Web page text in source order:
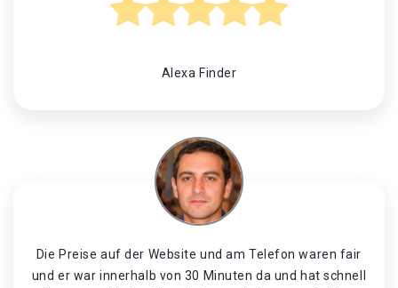
Alexa Finder
Die Preise auf der Website und am Telefon waren fair
und er war innerhalb von 30 Minuten da und hat schnell